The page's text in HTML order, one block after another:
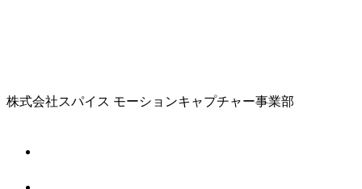
株式会社スパイス モーションキャプチャー事業部